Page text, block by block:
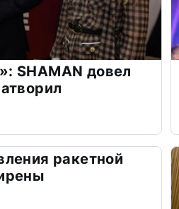
SHAMAN довел
ракетной